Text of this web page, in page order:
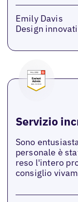
Emily Davis
Design
Servizio
Sono
personale è
reso l'intero
consiglio